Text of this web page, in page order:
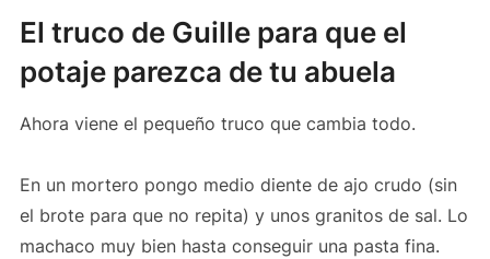
El truco de Guille para que el
potaje parezca de tu abuela
Ahora viene el pequeño truco que cambia todo.
En un mortero pongo medio diente de ajo crudo (sin
el brote para que no repita) y unos granitos de sal. Lo
machaco muy bien hasta conseguir una pasta fina.